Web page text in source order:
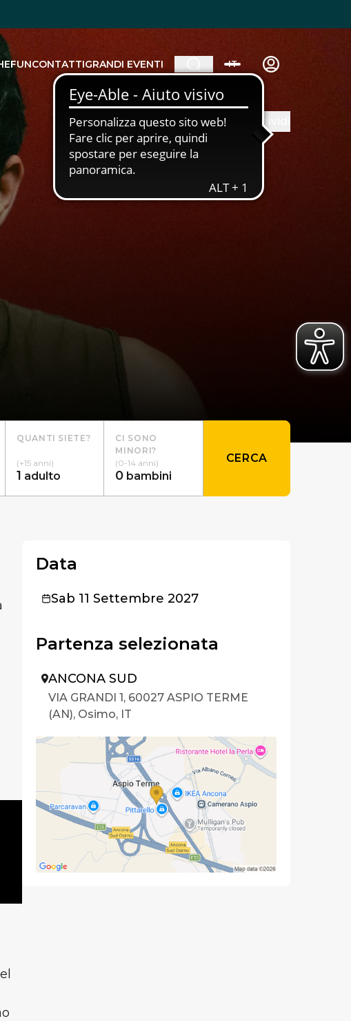
CONTATTIGRANDI EVENTI IT
QUANTI SIETE?
(+15 anni)
1 adulto
CI SONO
MINORI?
(0-14 anni)
0 bambini
CERCA
Data
Sab 11 Settembre 2027
Partenza selezionata
ANCONA SUD
VIA GRANDI 1, 60027 ASPIO TERME
(AN), Osimo, IT